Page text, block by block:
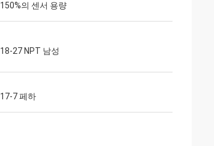
150%의 센서 용량
18-27 NPT 남성
17-7 페하